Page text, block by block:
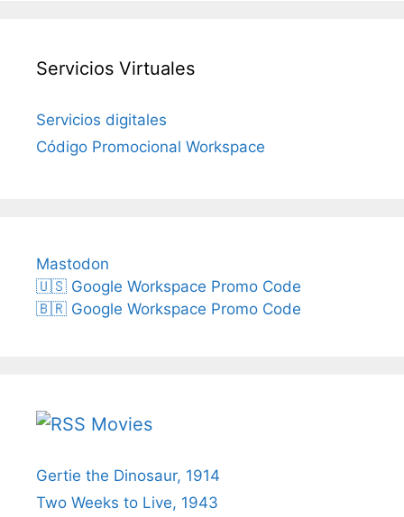
Servicios Virtuales
Servicios digitales
Código Promocional Workspace
Mastodon
🇺🇸 Google Workspace Promo Code
🇧🇷 Google Workspace Promo Code
Movies
Gertie the Dinosaur, 1914
Two Weeks to Live, 1943